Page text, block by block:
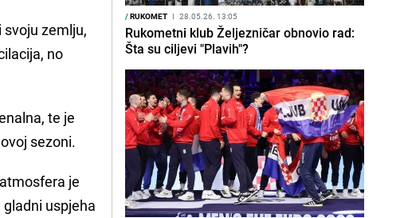
zemlju,
no
te je
sezoni.
je
uspjeha
/RUKOMET I 28.05.26. 13:05
Rukometni klub Željezničar obnovio rad:
Šta su ciljevi "Plavih"?